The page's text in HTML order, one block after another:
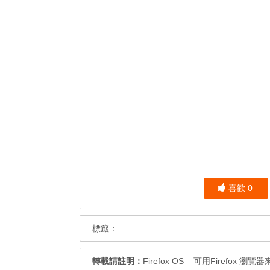
喜歡 0
標籤：
轉載請註明： Firefox OS – 可用Firefox 瀏覽器